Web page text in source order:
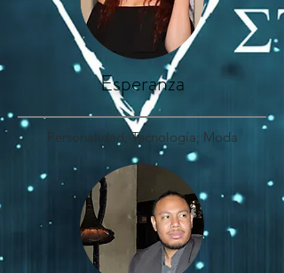
Esperanza
Personalidad; Tecnología; Moda